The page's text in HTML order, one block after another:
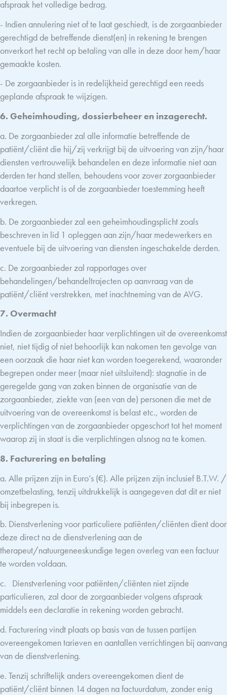
afspraak het volledige bedrag.
- Indien annulering niet of te laat geschiedt, is de zorgaanbieder
gerechtigd de betreffende dienst(en) in rekening te brengen
onverkort het recht op betaling van alle in deze door hem/haar
gemaakte kosten.
- De zorgaanbieder is in redelijkheid gerechtigd een reeds
geplande afspraak te wijzigen.
6. Geheimhouding, dossierbeheer en inzagerecht.
a. De zorgaanbieder zal alle informatie betreffende de
patiënt/cliënt die hij/zij verkrijgt bij de uitvoering van zijn/haar
diensten vertrouwelijk behandelen en deze informatie niet aan
derden ter hand stellen, behoudens voor zover zorgaanbieder
daartoe verplicht is of de zorgaanbieder toestemming heeft
verkregen.
b. De zorgaanbieder zal een geheimhoudingsplicht zoals
beschreven in lid 1 opleggen aan zijn/haar medewerkers en
eventuele bij de uitvoering van diensten ingeschakelde derden.
c. De zorgaanbieder zal rapportages over
behandelingen/behandeltrajecten op aanvraag van de
patiënt/cliënt verstrekken, met inachtneming van de AVG.
7. Overmacht
Indien de zorgaanbieder haar verplichtingen uit de overeenkomst
niet, niet tijdig of niet behoorlijk kan nakomen ten gevolge van
een oorzaak die haar niet kan worden toegerekend, waaronder
begrepen onder meer (maar niet uitsluitend): stagnatie in de
geregelde gang van zaken binnen de organisatie van de
zorgaanbieder, ziekte van (een van de) personen die met de
uitvoering van de overeenkomst is belast etc., worden de
verplichtingen van de zorgaanbieder opgeschort tot het moment
waarop zij in staat is die verplichtingen alsnog na te komen.
8. Facturering en betaling
a. Alle prijzen zijn in Euro’s (€). Alle prijzen zijn inclusief B.T.W. /
omzetbelasting, tenzij uitdrukkelijk is aangegeven dat dit er niet
bij inbegrepen is.
b. Dienstverlening voor particuliere patiënten/cliënten dient door
deze direct na de dienstverlening aan de
therapeut/natuurgeneeskundige tegen overleg van een factuur
te worden voldaan.
c.
Dienstverlening voor patiënten/cliënten niet zijnde
particulieren, zal door de zorgaanbieder volgens afspraak
middels een declaratie in rekening worden gebracht.
d. Facturering vindt plaats op basis van de tussen partijen
overeengekomen tarieven en aantallen verrichtingen bij aanvang
van de dienstverlening.
e. Tenzij schriftelijk anders overeengekomen dient de
patiënt/cliënt binnen 14 dagen na factuurdatum, zonder enig